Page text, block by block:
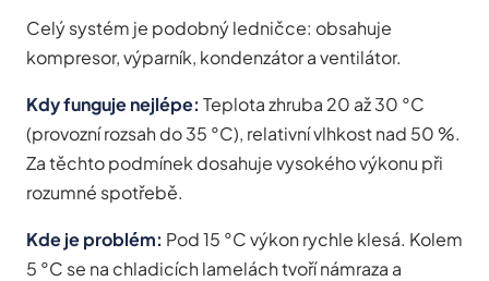
Celý systém je podobný ledničce: obsahuje
kompresor, výparník, kondenzátor a ventilátor.
Kdy funguje nejlépe: Teplota zhruba 20 až 30 °C
(provozní rozsah do 35 °C), relativní vlhkost nad 50 %.
Za těchto podmínek dosahuje vysokého výkonu při
rozumné spotřebě.
Kde je problém: Pod 15 °C výkon rychle klesá. Kolem
5 °C se na chladicích lamelách tvoří námraza a